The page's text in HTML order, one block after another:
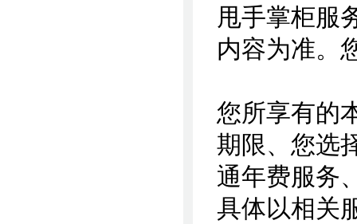
甩手掌柜服
内容为准。
您所享有的
期限、您选
通年费服务
具体以相关